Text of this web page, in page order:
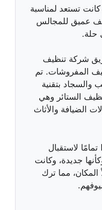
تستعد لمناسبة
عميق للمجالس
حلة.
شركة تنظيف
المفروشات. تم
والسجاد بتقنية
الستائر وهي
الضيافة والأثاث
لاستقبال
جديدة، وكانت
المكان، مما ترك